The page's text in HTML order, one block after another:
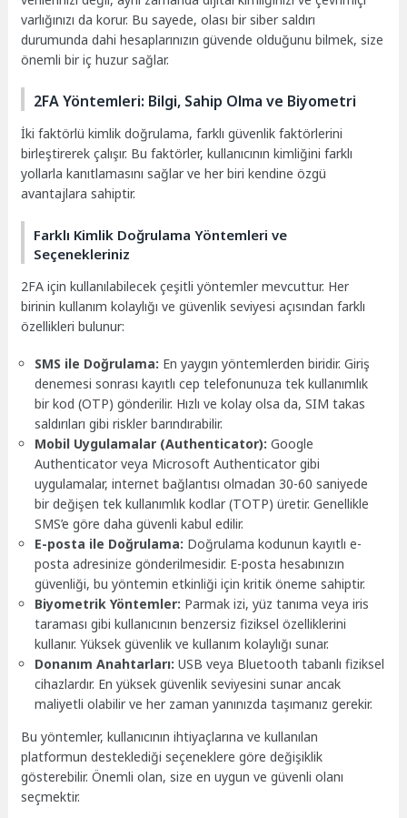
varlığınızı da korur. Bu sayede, olası bir siber saldırı
durumunda dahi hesaplarınızın güvende olduğunu bilmek, size
önemli bir iç huzur sağlar.
2FA Yöntemleri: Bilgi, Sahip Olma ve Biyometri
İki faktörlü kimlik doğrulama, farklı güvenlik faktörlerini
birleştirerek çalışır. Bu faktörler, kullanıcının kimliğini farklı
yollarla kanıtlamasını sağlar ve her biri kendine özgü
avantajlara sahiptir.
Farklı Kimlik Doğrulama Yöntemleri ve
Seçenekleriniz
2FA için kullanılabilecek çeşitli yöntemler mevcuttur. Her
birinin kullanım kolaylığı ve güvenlik seviyesi açısından farklı
özellikleri bulunur:
SMS ile Doğrulama: En yaygın yöntemlerden biridir. Giriş
denemesi sonrası kayıtlı cep telefonunuza tek kullanımlık
bir kod (OTP) gönderilir. Hızlı ve kolay olsa da, SIM takas
saldırıları gibi riskler barındırabilir.
Mobil Uygulamalar (Authenticator): Google
Authenticator veya Microsoft Authenticator gibi
uygulamalar, internet bağlantısı olmadan 30-60 saniyede
bir değişen tek kullanımlık kodlar (TOTP) üretir. Genellikle
SMS’e göre daha güvenli kabul edilir.
E-posta ile Doğrulama: Doğrulama kodunun kayıtlı e-
posta adresinize gönderilmesidir. E-posta hesabınızın
güvenliği, bu yöntemin etkinliği için kritik öneme sahiptir.
Biyometrik Yöntemler: Parmak izi, yüz tanıma veya iris
taraması gibi kullanıcının benzersiz fiziksel özelliklerini
kullanır. Yüksek güvenlik ve kullanım kolaylığı sunar.
Donanım Anahtarları: USB veya Bluetooth tabanlı fiziksel
cihazlardır. En yüksek güvenlik seviyesini sunar ancak
maliyetli olabilir ve her zaman yanınızda taşımanız gerekir.
Bu yöntemler, kullanıcının ihtiyaçlarına ve kullanılan
platformun desteklediği seçeneklere göre değişiklik
gösterebilir. Önemli olan, size en uygun ve güvenli olanı
seçmektir.